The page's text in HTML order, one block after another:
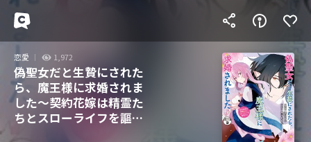
恋愛 1,972
偽聖女だと生贄にされた
ら、魔王様に求婚されま
した～契約花嫁は精霊た
ちとスローライフを謳歌